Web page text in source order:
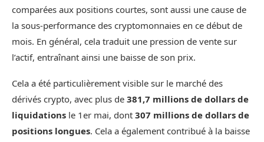
comparées aux positions courtes, sont aussi une cause de
la sous-performance des cryptomonnaies en ce début de
mois. En général, cela traduit une pression de vente sur
l’actif, entraînant ainsi une baisse de son prix.
Cela a été particulièrement visible sur le marché des
dérivés crypto, avec plus de 381,7 millions de dollars de
liquidations le 1er mai, dont 307 millions de dollars de
positions longues. Cela a également contribué à la baisse